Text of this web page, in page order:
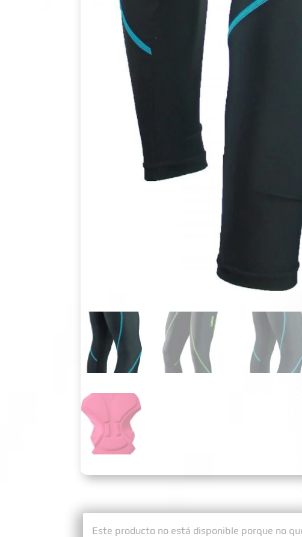
Este producto no está disponible porque no